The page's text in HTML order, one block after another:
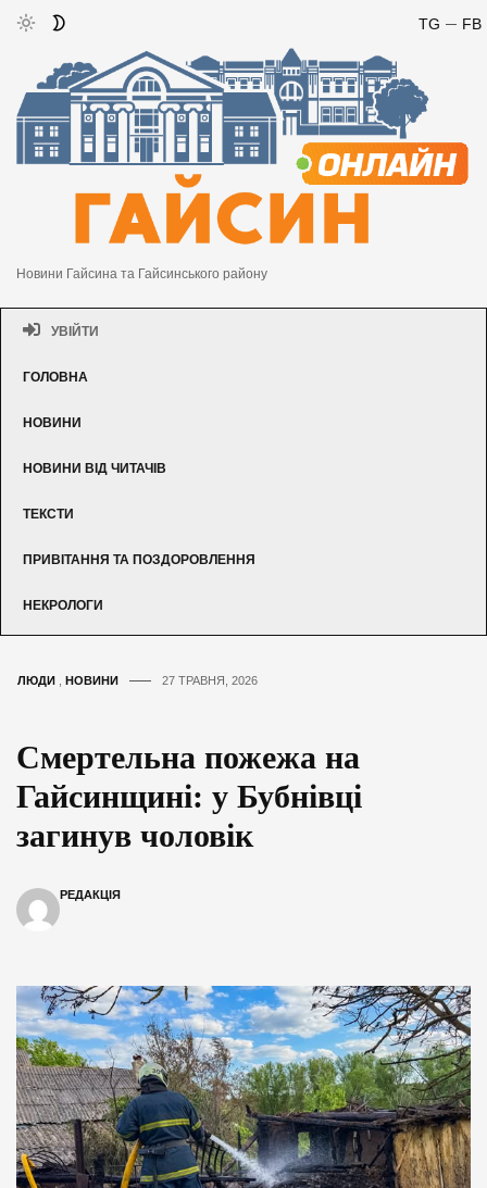
FB
TG
Новини Гайсина та Гайсинського району
УВІЙТИ
ГОЛОВНА
НОВИНИ
НОВИНИ ВІД ЧИТАЧІВ
ТЕКСТИ
ПРИВІТАННЯ ТА ПОЗДОРОВЛЕННЯ
НЕКРОЛОГИ
ЛЮДИ НОВИНИ 27 ТРАВНЯ, 2026
Смертельна пожежа на
Гайсинщині: у Бубнівці
загинув чоловік
РЕДАКЦІЯ